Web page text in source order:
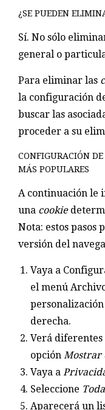
¿SE PUEDEN
Sí. No sólo
general o
Para eliminar las
la configuración
buscar las
proceder a su
CONFIGURACIÓN DE
MÁS POPULARES
A continuación le
una cookie
Nota: estos pasos
versión del
Vaya a
el menú
derecha.
Verá diferentes
opción Mostrar
Vaya a
Seleccione
Aparecerá un